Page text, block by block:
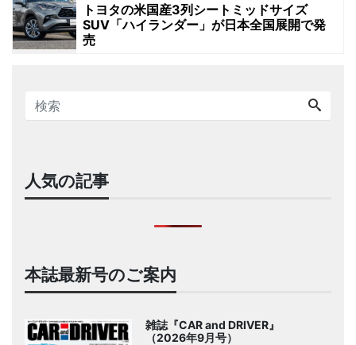
トヨタの米国産3列シートミッドサイズ
SUV「ハイランダー」が日本全国展開で発
売
人気の記事
本誌最新号のご案内
雑誌『CAR and DRIVER』
（2026年9月号）